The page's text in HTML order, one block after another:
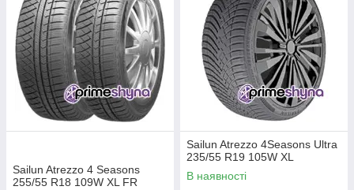
Sailun Atrezzo 4 Seasons
255/55 R18 109W XL FR
Sailun Atrezzo 4Seasons Ultra
235/55 R19 105W XL
В наявності